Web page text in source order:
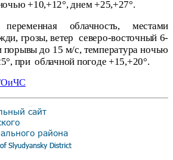
+10,+12°, днем +25,+27°.
переменная облачность, местами
грозы, ветер северо-восточный 6-
порывы до 15 м/с, температура ночью
при облачной погоде +15,+20°.